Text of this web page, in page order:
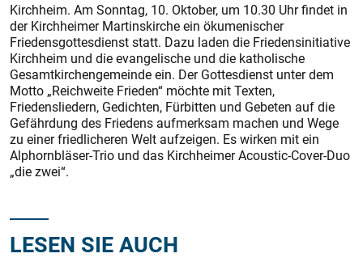
Kirchheim. Am Sonntag, 10. Oktober, um 10.30 Uhr findet in
der Kirchheimer Martinskirche ein ökumenischer
Friedensgottesdienst statt. Dazu laden die Friedensinitiative
Kirchheim und die evangelische und die katholische
Gesamtkirchengemeinde ein. Der Gottesdienst unter dem
Motto „Reichweite Frieden“ möchte mit Texten,
Friedensliedern, Gedichten, Fürbitten und Gebeten auf die
Gefährdung des Friedens aufmerksam machen und Wege
zu einer friedlicheren Welt aufzeigen. Es wirken mit ein
Alphornbläser-Trio und das Kirchheimer Acoustic-Cover-Duo
„die zwei“.
LESEN SIE AUCH